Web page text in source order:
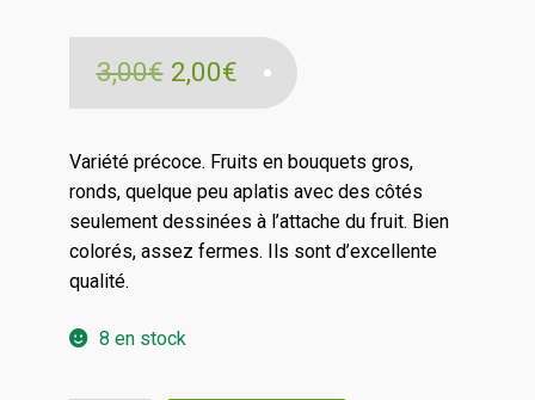
3,00€ Le
prix
initial
était :
3,00€.
2,00€Le
prix
actuel
est :
2,00€.
Variété précoce. Fruits en bouquets gros,
ronds, quelque peu aplatis avec des côtés
seulement dessinées à l’attache du fruit. Bien
colorés, assez fermes. Ils sont d’excellente
qualité.
8 en stock